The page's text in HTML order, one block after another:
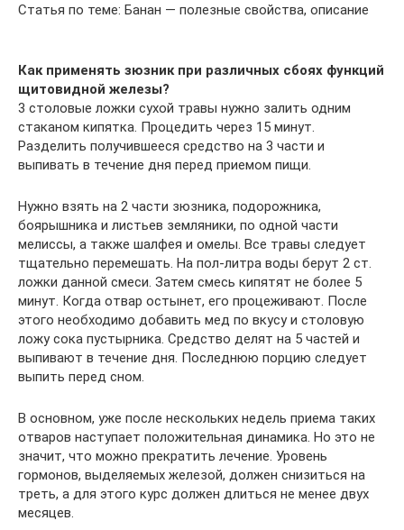
Статья по теме: Банан — полезные свойства, описание
Как применять зюзник при различных сбоях функций
щитовидной железы?
3 столовые ложки сухой травы нужно залить одним
стаканом кипятка. Процедить через 15 минут.
Разделить получившееся средство на 3 части и
выпивать в течение дня перед приемом пищи.
Нужно взять на 2 части зюзника, подорожника,
боярышника и листьев земляники, по одной части
мелиссы, а также шалфея и омелы. Все травы следует
тщательно перемешать. На пол-литра воды берут 2 ст.
ложки данной смеси. Затем смесь кипятят не более 5
минут. Когда отвар остынет, его процеживают. После
этого необходимо добавить мед по вкусу и столовую
ложу сока пустырника. Средство делят на 5 частей и
выпивают в течение дня. Последнюю порцию следует
выпить перед сном.
В основном, уже после нескольких недель приема таких
отваров наступает положительная динамика. Но это не
значит, что можно прекратить лечение. Уровень
гормонов, выделяемых железой, должен снизиться на
треть, а для этого курс должен длиться не менее двух
месяцев.